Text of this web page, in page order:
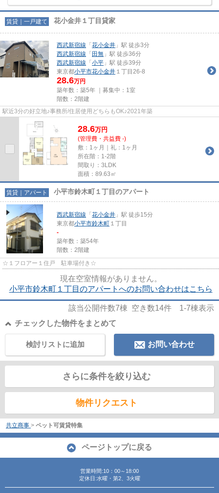
賃貸｜一戸建て 花小金井１丁目貸家
西武新宿線 「 花小金井 」駅 徒歩3分
西武新宿線 「 田無 」駅 徒歩36分
西武新宿線 「 小平 」駅 徒歩39分
東京都小平市花小金井 １丁目26-8
28.6万円
築年数：築5年 ｜募集中： 1室
階数：2階建
駅近3分の好立地♪事務所/住居使用どちらもOK♪2021年築
28.6万円
(管理費・共益費 -)
敷：1ヶ月｜礼：1ヶ月
所在階：1-2階
間取り：3LDK
面積：89.63㎡
賃貸｜アパート 小平市鈴木町１丁目のアパート
西武新宿線 「 花小金井 」駅 徒歩15分
東京都小平市鈴木町 １丁目
-
築年数：築54年
階数：2階建
☆１フロアー１住戸 駐車場付き☆
現在空室情報がありません。
小平市鈴木町１丁目のアパートへのお問い合わせはこちら
該当公開件数7棟 空き数14件 1-7棟表示
チェックした物件をまとめて
お問い合わせ
検討リストに追加
さらに条件を絞り込む
物件リクエスト
共立商事 > ペット可賃貸特集
ページトップに戻る
営業時間:10：00～18:00
定休日:水曜・第2、3火曜